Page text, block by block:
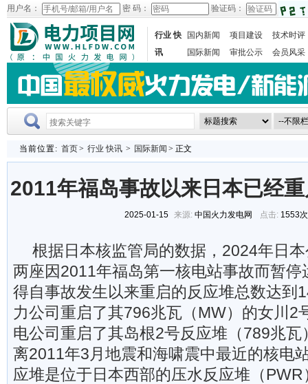
用户名： 密 码： 验证码：
行业 快
讯
国内新闻 项目建设
技术时评
国际新闻
审批公示 会员风采
当前位置: 首页> 行业 快讯 > 国际新闻 > 正文
2011年福岛事故以来日本已经
2025-01-15 来源: 中国火力发电网 点击: 1553
根据日本核监管局的数据，2024年日
两座因2011年福岛第一核电站事故而暂
得自事故发生以来重启的反应堆总数达到
力公司重启了其796兆瓦（MW）的女川2
电公司重启了其岛根2号反应堆（789兆
离2011年3月地震和海啸震中最近的核电
应堆是位于日本西部的压水反应堆（